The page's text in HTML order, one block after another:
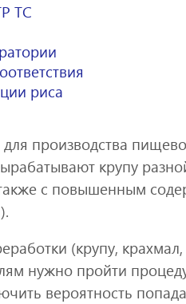
ТС
риса
для производства
крупу
с повышенным
(крупу, крахмал,
нужно пройти
вероятность